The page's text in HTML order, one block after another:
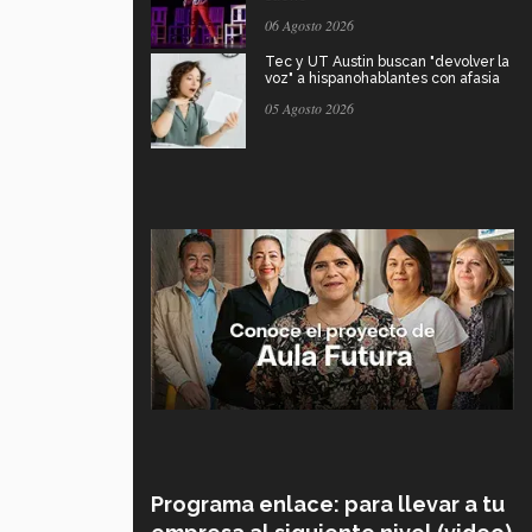
06 Agosto 2026
Tec y UT Austin buscan "devolver la
voz" a hispanohablantes con afasia
05 Agosto 2026
Programa enlace: para llevar a tu